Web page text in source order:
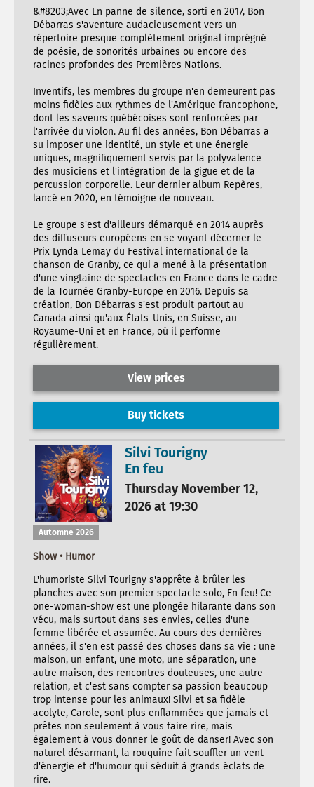
&#8203;Avec En panne de silence, sorti en 2017, Bon
Débarras s'aventure audacieusement vers un
répertoire presque complètement original imprégné
de poésie, de sonorités urbaines ou encore des
racines profondes des Premières Nations.
Inventifs, les membres du groupe n'en demeurent pas
moins fidèles aux rythmes de l'Amérique francophone,
dont les saveurs québécoises sont renforcées par
l'arrivée du violon. Au fil des années, Bon Débarras a
su imposer une identité, un style et une énergie
uniques, magnifiquement servis par la polyvalence
des musiciens et l'intégration de la gigue et de la
percussion corporelle. Leur dernier album Repères,
lancé en 2020, en témoigne de nouveau.
Le groupe s'est d'ailleurs démarqué en 2014 auprès
des diffuseurs européens en se voyant décerner le
Prix Lynda Lemay du Festival international de la
chanson de Granby, ce qui a mené à la présentation
d'une vingtaine de spectacles en France dans le cadre
de la Tournée Granby-Europe en 2016. Depuis sa
création, Bon Débarras s'est produit partout au
Canada ainsi qu'aux États-Unis, en Suisse, au
Royaume-Uni et en France, où il performe
régulièrement.
View prices
Buy tickets
Silvi Tourigny
En feu
Thursday November 12,
2026 at 19:30
Automne 2026
Show • Humor
L'humoriste Silvi Tourigny s'apprête à brûler les
planches avec son premier spectacle solo, En feu! Ce
one-woman-show est une plongée hilarante dans son
vécu, mais surtout dans ses envies, celles d'une
femme libérée et assumée. Au cours des dernières
années, il s'en est passé des choses dans sa vie : une
maison, un enfant, une moto, une séparation, une
autre maison, des rencontres douteuses, une autre
relation, et c'est sans compter sa passion beaucoup
trop intense pour les animaux! Silvi et sa fidèle
acolyte, Carole, sont plus enflammées que jamais et
prêtes non seulement à vous faire rire, mais
également à vous donner le goût de danser! Avec son
naturel désarmant, la rouquine fait souffler un vent
d'énergie et d'humour qui séduit à grands éclats de
rire.